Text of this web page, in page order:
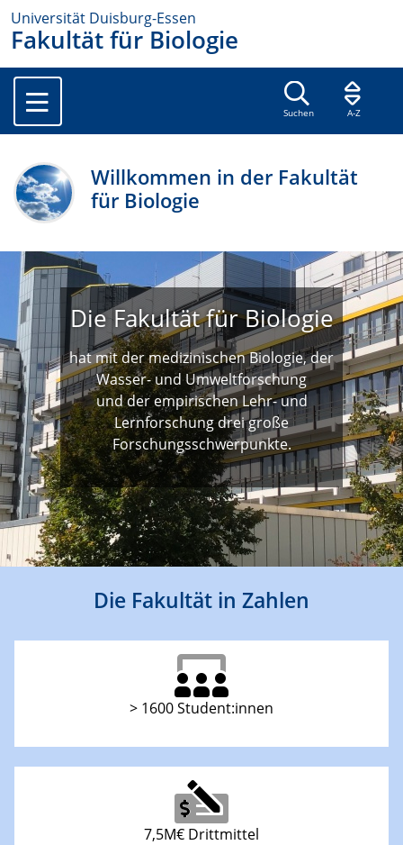
Universität Duisburg-Essen
Fakultät für Biologie
Suchen A-Z
Willkommen in der Fakultät
für Biologie
Die Fakultät für Biologie
hat mit der medizinischen Biologie, der
Wasser- und Umweltforschung
und der empirischen Lehr- und
Lernforschung drei große
Forschungsschwerpunkte.
Die Fakultät in Zahlen
> 1600 Student:innen
7,5M€ Drittmittel